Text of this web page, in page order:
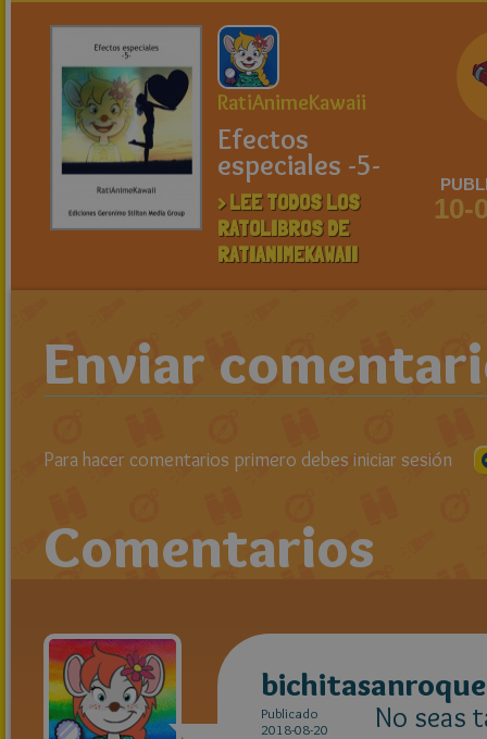
RatiAnimeKawaii
Efectos
especiales -5-
> LEE TODOS LOS
RATOLIBROS DE
RATIANIMEKAWAII
10-
Enviar
Para hacer comentarios primero debes iniciar sesión
Comentarios
bichitasanroque
Publicado
2018-08-20
No seas